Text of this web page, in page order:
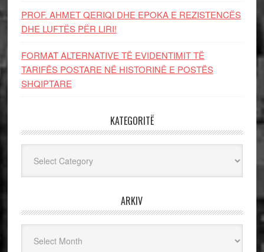
PROF. AHMET QERIQI DHE EPOKA E REZISTENCЁS
DHE LUFTЁS PЁR LIRI!
FORMAT ALTERNATIVE TË EVIDENTIMIT TË
TARIFËS POSTARE NË HISTORINË E POSTËS
SHQIPTARE
KATEGORITË
ARKIV